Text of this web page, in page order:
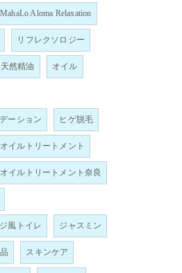
MahaLo Aloma Relaxation
リフレクソロジー
天然精油 オイル
ーション ヒゲ脱毛
イルトリートメント
オイルトリートメント奈良
風トイレ ジャスミン
スキンケア